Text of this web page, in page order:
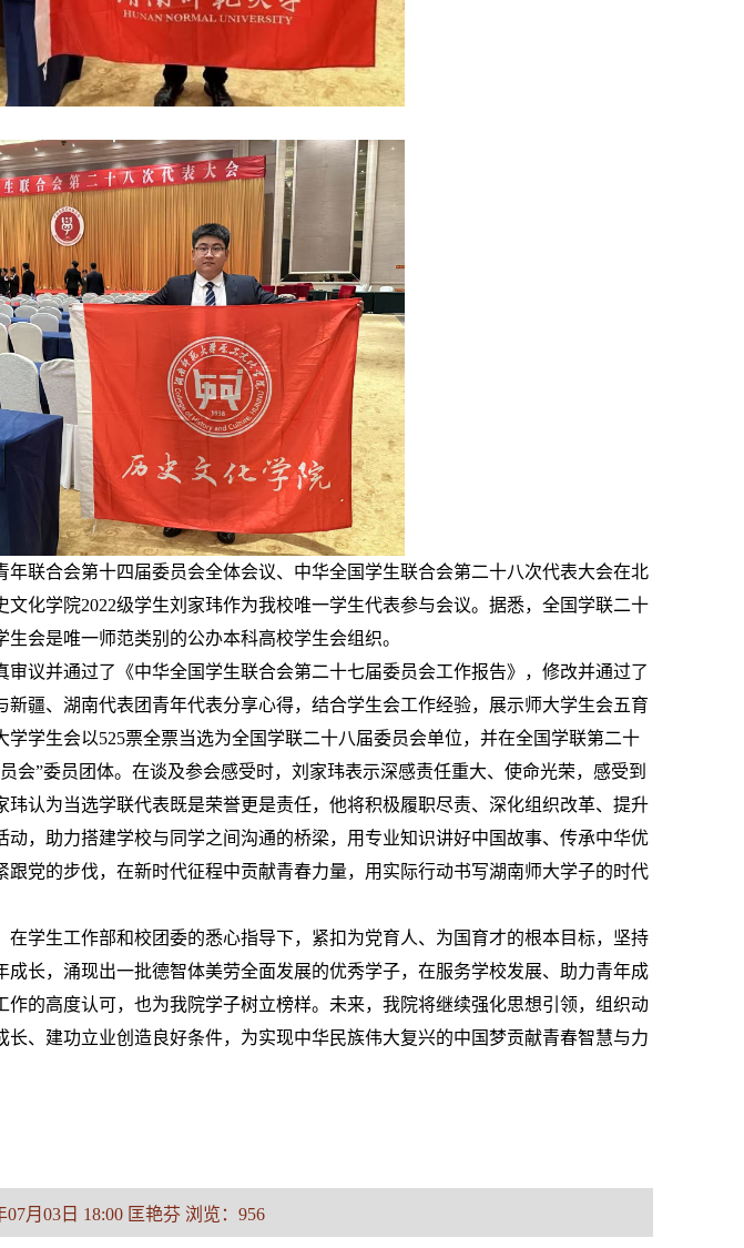
年联合会第十四届委员会全体会议、中华全国学生联合会第二十八次代表大会在北
化学院2022级学生刘家玮作为我校唯一学生代表参与会议。据悉，全国学联二十
会是唯一师范类别的公办本科高校学生会组织。
议并通过了《中华全国学生联合会第二十七届委员会工作报告》，修改并通过了
新疆、湖南代表团青年代表分享心得，结合学生会工作经验，展示师大学生会五育
学生会以525票全票当选为全国学联二十八届委员会单位，并在全国学联第二十
会”委员团体。在谈及参会感受时，刘家玮表示深感责任重大、使命光荣，感受到
认为当选学联代表既是荣誉更是责任，他将积极履职尽责、深化组织改革、提升
，助力搭建学校与同学之间沟通的桥梁，用专业知识讲好中国故事、传承中华优
党的步伐，在新时代征程中贡献青春力量，用实际行动书写湖南师大学子的时代
学生工作部和校团委的悉心指导下，紧扣为党育人、为国育才的根本目标，坚持
长，涌现出一批德智体美劳全面发展的优秀学子，在服务学校发展、助力青年成
的高度认可，也为我院学子树立榜样。未来，我院将继续强化思想引领，组织动
、建功立业创造良好条件，为实现中华民族伟大复兴的中国梦贡献青春智慧与力
07月03日 18:00 匡艳芬 浏览： 956